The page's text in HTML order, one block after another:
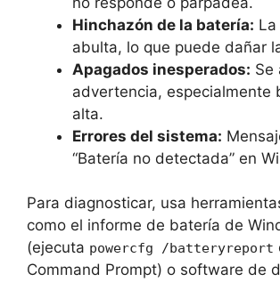
Hinchazón de la batería:
abulta, lo que puede dañar
Apagados inesperados: Se
advertencia, especialmente
alta.
Errores del sistema:
“Batería no detectada” en
Para diagnosticar, usa
como el informe de batería de
(ejecuta powercfg /batteryreport
Command Prompt) o software de